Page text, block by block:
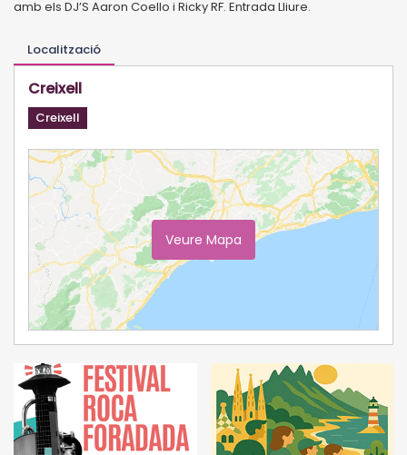
amb els DJ’S Aaron Coello i Ricky RF. Entrada Lliure.
Localització
Creixell
Creixell
Veure Mapa